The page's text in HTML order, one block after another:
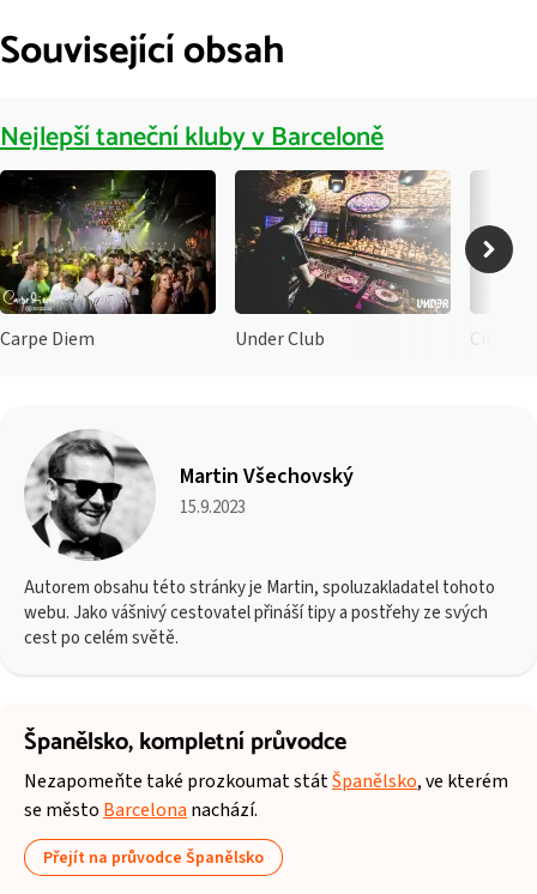
Související obsah
Nejlepší taneční kluby v Barceloně
Carpe Diem Under Club City
Martin Všechovský
15.9.2023
Autorem obsahu této stránky je Martin, spoluzakladatel tohoto
webu. Jako vášnivý cestovatel přináší tipy a postřehy ze svých
cest po celém světě.
Španělsko,kompletní průvodce
Nezapomeňte také prozkoumat státŠpanělsko, ve kterém
se město Barcelona nachází.
Přejít na průvodce Španělsko